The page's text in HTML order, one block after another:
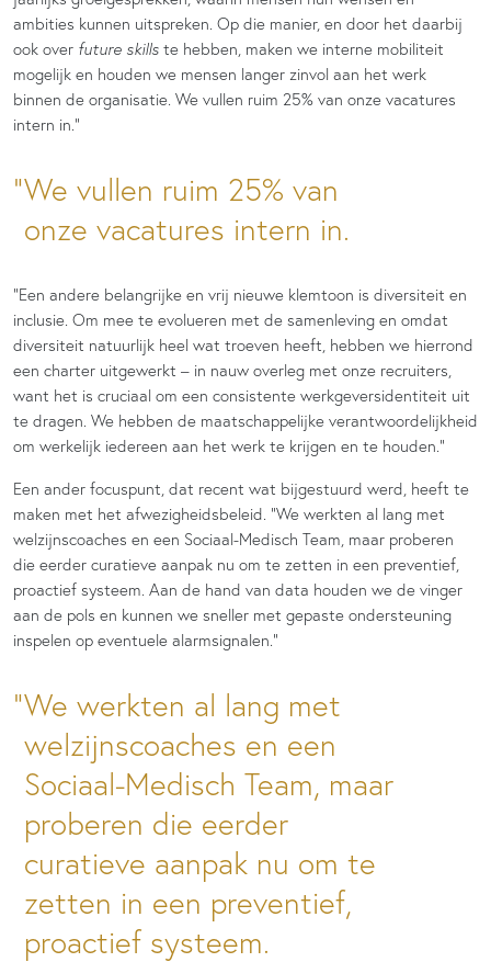
ambities kunnen uitspreken. Op die manier, en door het daarbij
ook over future skills te hebben, maken we interne mobiliteit
mogelijk en houden we mensen langer zinvol aan het werk
binnen de organisatie. We vullen ruim 25% van onze vacatures
intern in.”
We vullen ruim 25% van
onze vacatures intern in.
“Een andere belangrijke en vrij nieuwe klemtoon is diversiteit en
inclusie. Om mee te evolueren met de samenleving en omdat
diversiteit natuurlijk heel wat troeven heeft, hebben we hierrond
een charter uitgewerkt – in nauw overleg met onze recruiters,
want het is cruciaal om een consistente werkgeversidentiteit uit
te dragen. We hebben de maatschappelijke verantwoordelijkheid
om werkelijk iedereen aan het werk te krijgen en te houden.”
Een ander focuspunt, dat recent wat bijgestuurd werd, heeft te
maken met het afwezigheidsbeleid. “We werkten al lang met
welzijnscoaches en een Sociaal-Medisch Team, maar proberen
die eerder curatieve aanpak nu om te zetten in een preventief,
proactief systeem. Aan de hand van data houden we de vinger
aan de pols en kunnen we sneller met gepaste ondersteuning
inspelen op eventuele alarmsignalen.”
We werkten al lang met
welzijnscoaches en een
Sociaal-Medisch Team, maar
proberen die eerder
curatieve aanpak nu om te
zetten in een preventief,
proactief systeem.